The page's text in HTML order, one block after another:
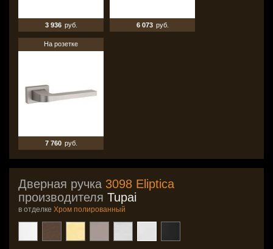
3 936 руб. 6 073 руб.
На розетке
7 760 руб.
Дверная ручка 3098 Eliptica
производителя Tupai
в отделке Хром полированный